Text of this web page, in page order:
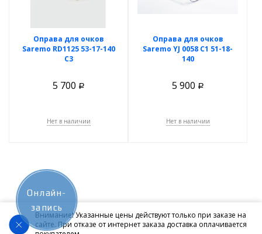
Оправа для очков
Saremo RD1125 53-17-140
C3
5 700 Р
Нет в наличии
Оправа для очков
Saremo YJ 0058 C1 51-18-
140
5 900 Р
Нет в наличии
Внимание! Указанные цены действуют только при заказе на
сайте. При отказе от интернет заказа доставка оплачивается
Онлайн-
запись